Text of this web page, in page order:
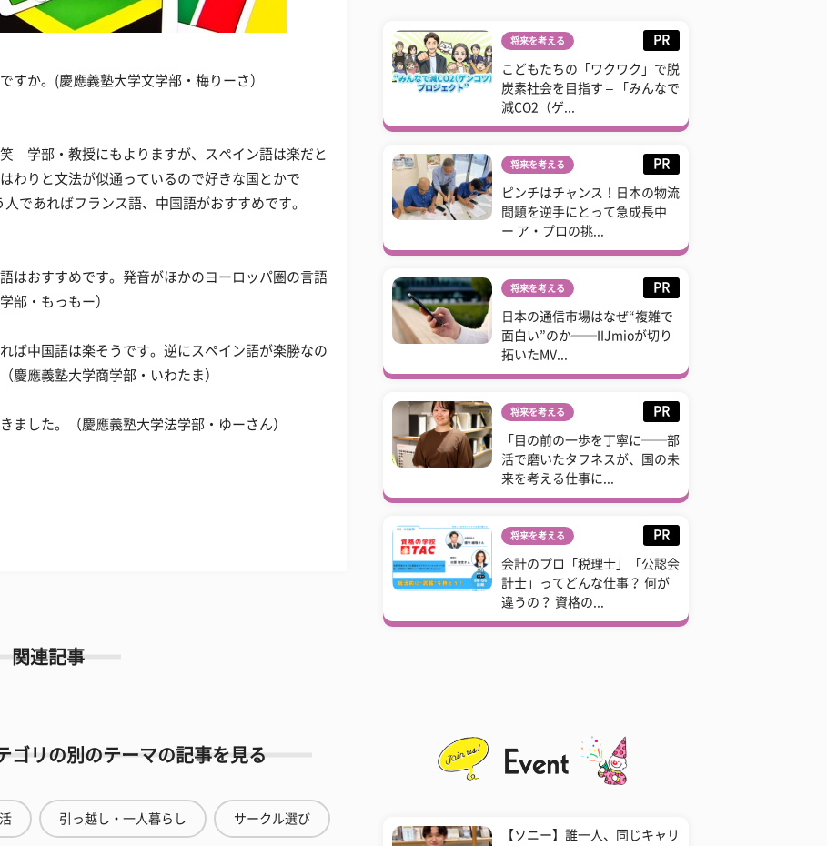
すか。(慶應義塾大学文学部・梅りーさ）
学部・教授にもよりますが、スペイン語は楽だと
わりと文法が似通っているので好きな国とかで
であればフランス語、中国語がおすすめです。
はおすすめです。発音がほかのヨーロッパ圏の言語
部・もっもー）
ば中国語は楽そうです。逆にスペイン語が楽勝なの
慶應義塾大学商学部・いわたま）
ました。（慶應義塾大学法学部・ゆーさん）
関連記事
ゴリの別のテーマの記事を見る
引っ越し・一人暮らし サークル選び
将来を考える PR
こどもたちの「ワクワク」で脱
炭素社会を目指す – 「みんなで
減CO2（ゲ...
将来を考える PR
ピンチはチャンス！日本の物流
問題を逆手にとって急成長中
ー ア・プロの挑...
将来を考える PR
日本の通信市場はなぜ“複雑で
面白い”のか──IIJmioが切り
拓いたMV...
将来を考える PR
「目の前の一歩を丁寧に──部
活で磨いたタフネスが、国の未
来を考える仕事に...
将来を考える PR
会計のプロ「税理士」「公認会
計士」ってどんな仕事？ 何が
違うの？ 資格の...
【ソニー】誰一人、同じキャリ